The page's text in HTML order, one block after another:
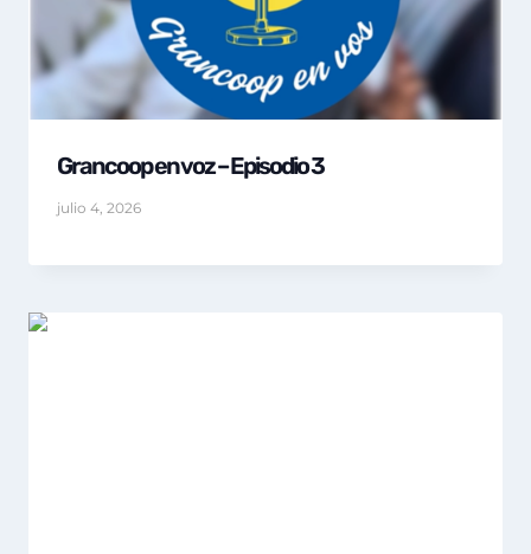
Grancoop en voz – Episodio 3
julio 4, 2026